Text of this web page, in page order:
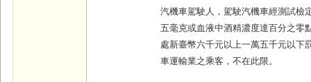
汽機車駕駛人，駕駛汽機車經測試檢
五毫克或血液中酒精濃度達百分之零
處新臺幣六千元以上一萬五千元以下
車運輸業之乘客，不在此限。